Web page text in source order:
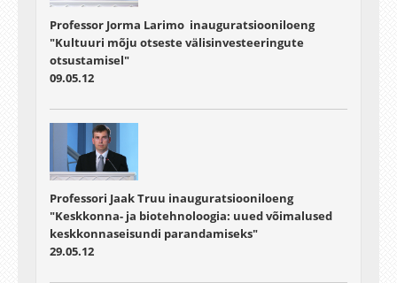
Professor Jorma Larimo inauguratsiooniloeng
"Kultuuri mõju otseste välisinvesteeringute
otsustamisel"
09.05.12
Professori Jaak Truu inauguratsiooniloeng
"Keskkonna- ja biotehnoloogia: uued võimalused
keskkonnaseisundi parandamiseks"
29.05.12